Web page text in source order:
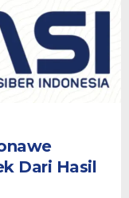
Dari Hasil